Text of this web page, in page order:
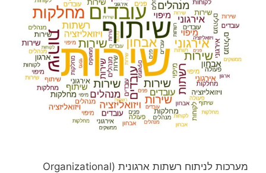
מערכות לניתוח רשתות ארגונית (Organizational